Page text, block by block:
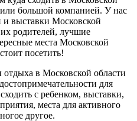
большой компанией. У нас
и выставки Московской
родителей, лучшие
места Московской
посетить!
в Московской области
для
с ребенком, выставки,
места для активного
другое.